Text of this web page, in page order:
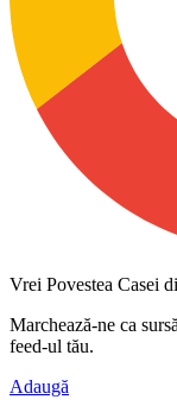
Vrei Povestea Casei
Marchează-ne ca
feed-ul tău.
Adaugă